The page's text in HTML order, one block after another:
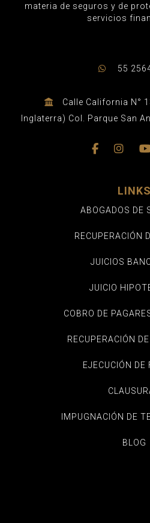
materia de seguros y de
servicios
55
Calle California N°
Inglaterra) Col. Parque San
LINKS
ABOGADOS DE
RECUPERACIÓN
JUICIOS
JUICIO
COBRO DE
RECUPERACIÓN
EJECUCIÓN DE
IMPUGNACIÓN DE
BLOG